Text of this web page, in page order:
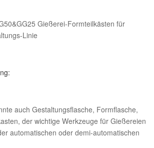
Gießerei-Formteilkästen für
Linie
auch Gestaltungsflasche, Formflasche,
der wichtige Werkzeuge für Gießereien
automatischen oder demi-automatischen